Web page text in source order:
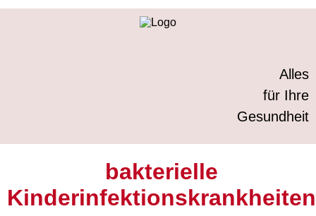
Alles
für Ihre
Gesundheit
bakterielle
Kinderinfektionskrankheiten